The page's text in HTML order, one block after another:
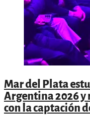
Mar del Plata
Argentina 2026 y
con la captación